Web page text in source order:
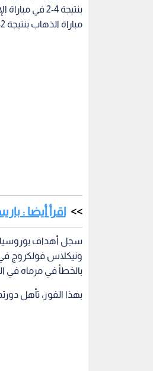
بنتيجة 4-2
مباراة الذهاب بنتيجة 2-1.
اقرأ أيضا :
بالخطأ في مرماه في الدقيقة 49، وأنخيل
بهذا الفوز، تأهل